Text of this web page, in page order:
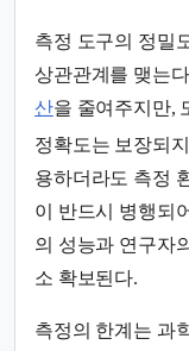
측정 도구의 정밀
상관관계를 맺는
산을 줄여주지만,
정확도는 보장되
용하더라도 측정
이 반드시 병행되
의 성능과 연구자
소 확보된다.
측정의 한계는 과